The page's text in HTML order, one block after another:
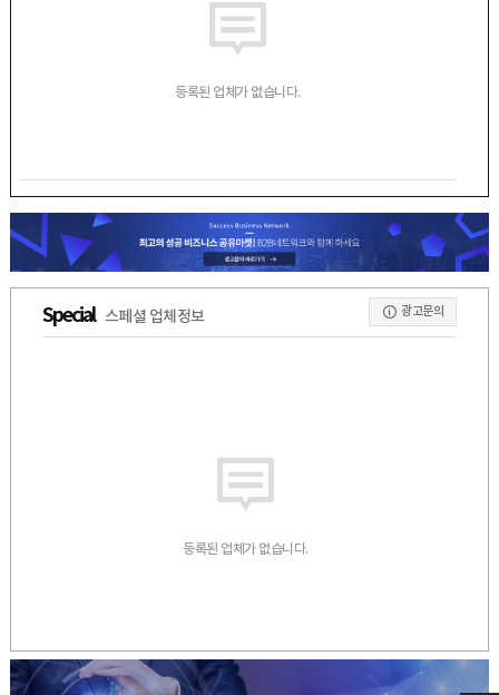
등록된 업체가 없습니다.
Special 스페셜 업체정보 광고문의
등록된 업체가 없습니다.